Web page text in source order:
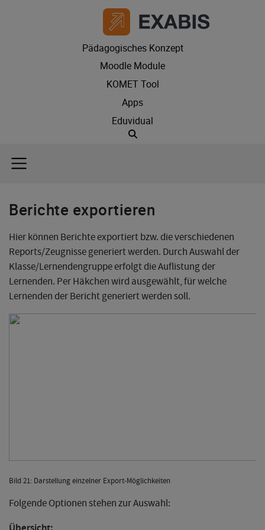
Pädagogisches Konzept
Moodle Module
KOMET Tool
Apps
Eduvidual
Berichte exportieren
Hier können Berichte exportiert bzw. die verschiedenen
Reports/Zeugnisse generiert werden. Durch Auswahl der
Klasse/Lernendengruppe erfolgt die Auflistung der
Lernenden. Per Häkchen wird ausgewählt, für welche
Lernenden der Bericht generiert werden soll.
Bild 21: Darstellung einzelner Export-Möglichkeiten
Folgende Optionen stehen zur Auswahl: